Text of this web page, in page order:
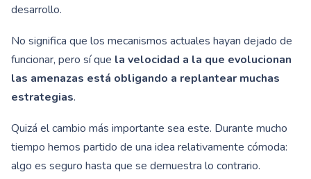
desarrollo.
No significa que los mecanismos actuales hayan dejado de
funcionar, pero sí que la velocidad a la que evolucionan
las amenazas está obligando a replantear muchas
estrategias.
Quizá el cambio más importante sea este. Durante mucho
tiempo hemos partido de una idea relativamente cómoda:
algo es seguro hasta que se demuestra lo contrario.